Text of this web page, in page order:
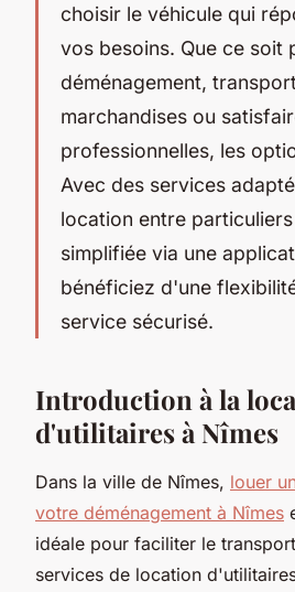
choisir le véhicule qui
vos besoins. Que ce soit
déménagement,
marchandises ou
professionnelles, les
Avec des services
location entre
simplifiée via une
bénéficiez d'une
service sécurisé.
Introduction à la
d'utilitaires à Nîmes
Dans la ville de Nîmes, louer
votre déménagement à Nîmes
idéale pour faciliter le
services de location